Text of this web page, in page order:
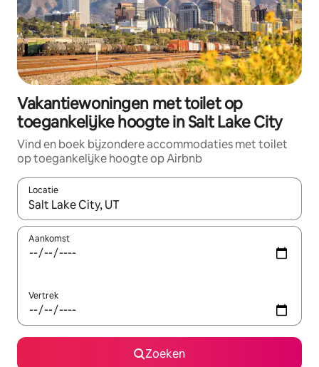
Vakantiewoningen met toilet op
toegankelijke hoogte in Salt Lake City
Vind en boek bijzondere accommodaties met toilet
op toegankelijke hoogte op Airbnb
Locatie
Wanneer er resultaten beschikbaar zijn, maak je een keuze
Aankomst
Vertrek
Zoeken